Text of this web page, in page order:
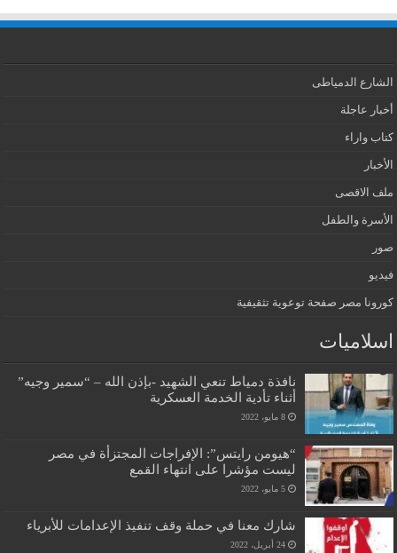
الشارع الدمياطى
أخبار عاجلة
كتاب واراء
الأخبار
ملف الاقصى
الأسرة والطفل
صور
فيديو
كورونا مصر صفحة توعوية تثقيفية
اسلاميات
نافذة دمياط تنعي الشهيد -بإذن الله – “سمير وجيه”
أثناء تأدية الخدمة العسكرية
8 مايو، 2022
“هيومن رايتس”: الإفراجات المجتزأة في مصر
ليست مؤشرا على انتهاء القمع
5 مايو، 2022
شارك معنا في حملة وقف تنفيذ الإعدامات للأبرياء
24 أبريل، 2022